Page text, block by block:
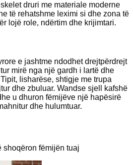
druri me materiale moderne
të rehatshme leximi si dhe zona të
lojë role, ndërtim dhe krijimtari.
e jashtme ndodhet drejtpërdrejt
mirë nga një gardh i lartë dhe
lisharëse, shtigje me trupa
dhe zbuluar. Wandse sjell kafshë
u dhuron fëmijëve një hapësirë
dhe hulumtuar.
shoqëron fëmijën tuaj